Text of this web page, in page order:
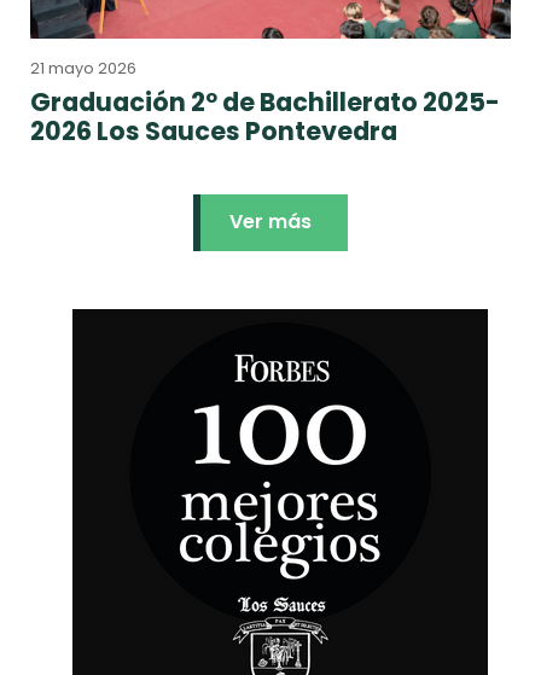
21 mayo 2026
Graduación 2º de Bachillerato 2025-
2026 Los Sauces Pontevedra
Ver más